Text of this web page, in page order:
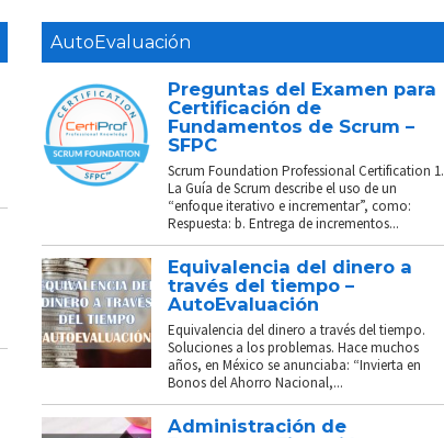
AutoEvaluación
Preguntas del Examen para
Certificación de
Fundamentos de Scrum –
SFPC
Scrum Foundation Professional Certification 1.
La Guía de Scrum describe el uso de un
“enfoque iterativo e incrementar”, como:
Respuesta: b. Entrega de incrementos...
Equivalencia del dinero a
través del tiempo –
AutoEvaluación
Equivalencia del dinero a través del tiempo.
Soluciones a los problemas. Hace muchos
años, en México se anunciaba: “Invierta en
Bonos del Ahorro Nacional,...
Administración de